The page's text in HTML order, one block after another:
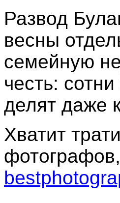
Развод
весны
семейную
честь:
делят даже
Хватит